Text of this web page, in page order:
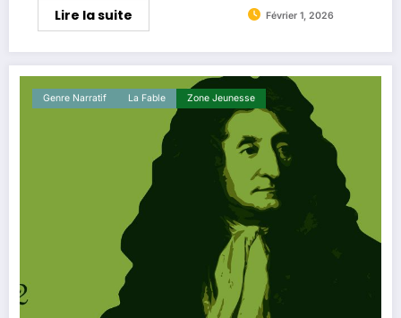
Lire la suite Février 1, 2026
Genre Narratif La ​fable Zone Jeunesse